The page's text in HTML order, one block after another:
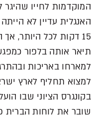
המוקדמות לחייו
האנגלית עדיין לא
15 דקות לכל היותר,
תיאר אותה בלפור
למארחו באריכות
למצוא תחליף לארץ
בקונגרס הציוני שבו
שובר את לוחות הברית